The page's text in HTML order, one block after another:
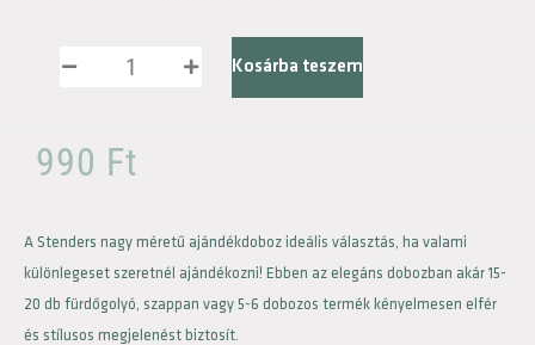
Kosárba teszem
990 Ft
A Stenders nagy méretű ajándékdoboz ideális választás, ha valami
különlegeset szeretnél ajándékozni! Ebben az elegáns dobozban akár 15-
20 db fürdőgolyó, szappan vagy 5-6 dobozos termék kényelmesen elfér
és stílusos megjelenést biztosít.